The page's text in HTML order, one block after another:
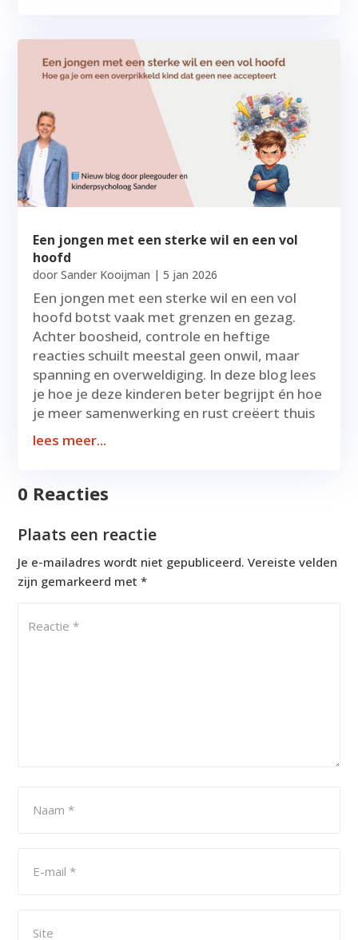
Een jongen met een sterke wil en een vol
hoofd
doorSander Kooijman |5 jan 2026
Een jongen met een sterke wil en een vol
hoofd botst vaak met grenzen en gezag.
Achter boosheid, controle en heftige
reacties schuilt meestal geen onwil, maar
spanning en overweldiging. In deze blog lees
je hoe je deze kinderen beter begrijpt én hoe
je meer samenwerking en rust creëert thuis
lees meer...
0 Reacties
Plaats een reactie
Je e-mailadres wordt niet gepubliceerd. Vereiste velden
zijn gemarkeerd met*